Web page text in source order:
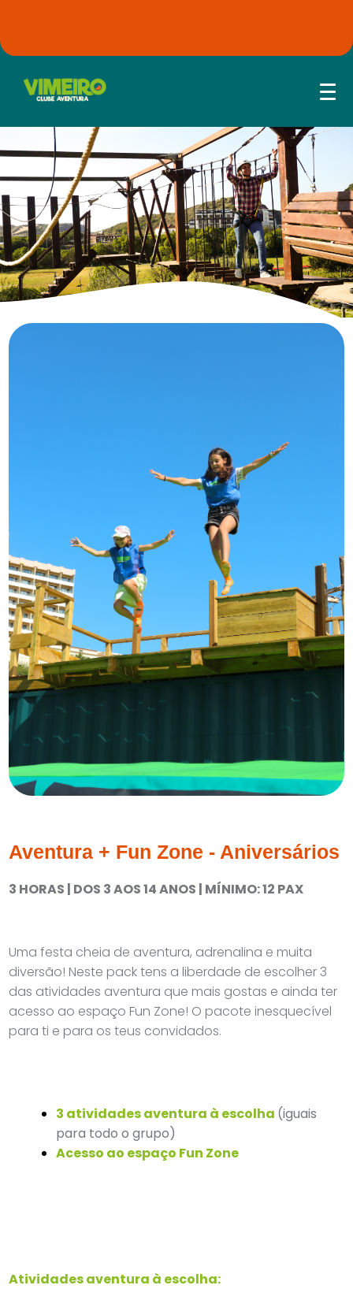
Aventura + Fun Zone - Aniversários
3 HORAS | DOS 3 AOS 14 ANOS | MÍNIMO: 12 PAX
Uma festa cheia de aventura, adrenalina e muita
diversão! Neste pack tens a liberdade de escolher 3
das atividades aventura que mais gostas e ainda ter
acesso ao espaço Fun Zone! O pacote inesquecível
para ti e para os teus convidados.
3 atividades aventura à escolha (iguais
para todo o grupo)
Acesso ao espaço Fun Zone
Atividades aventura à escolha: